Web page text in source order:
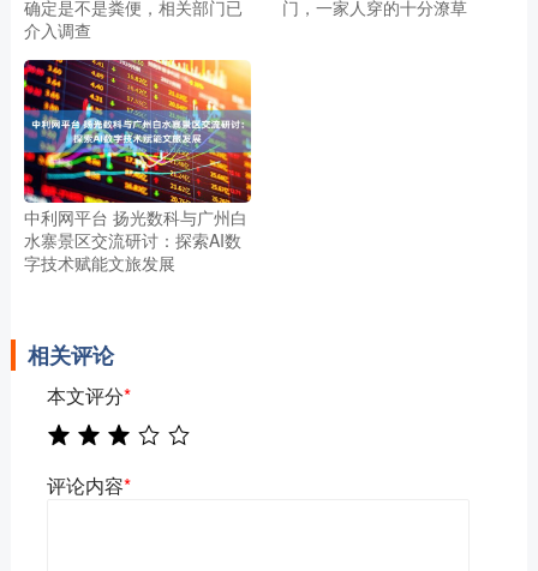
确定是不是粪便，相关部门已
介入调查
门，一家人穿的十分潦草
中利网平台 扬光数科与广州白
水寨景区交流研讨：探索AI数
字技术赋能文旅发展
相关评论
本文评分*
评论内容*